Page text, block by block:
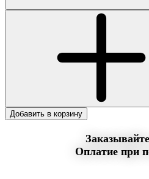
Добавить в корзину
Оплатие при